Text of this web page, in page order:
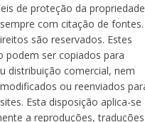
de proteção da propriedade
com citação de fontes.
são reservados. Estes
podem ser copiados para
distribuição comercial, nem
ou reenviados
Esta disposição aplica-se
a reproduções,
funções de primeiro-
suspeita de qualquer
a demissão ao senhor
António Costa numa
olhos nos olhos que não
ato ilícito. Confio na